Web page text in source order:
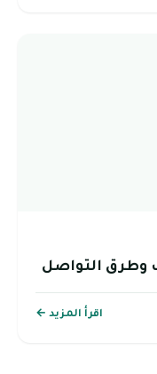
وطرق التواصل
اقرأ المزيد ←